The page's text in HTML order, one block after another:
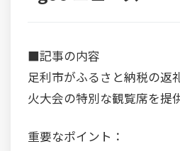
■記事の内容
足利市がふるさと納税の返
火大会の特別な観覧席を提
重要なポイント：